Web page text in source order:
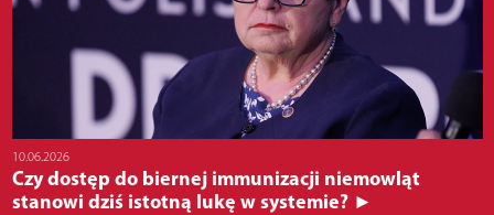
10.06.2026
Czy dostęp do biernej immunizacji niemowląt
stanowi dziś istotną lukę w systemie? ►